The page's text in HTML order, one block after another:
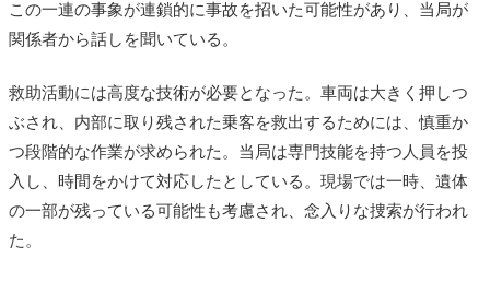
この一連の事象が連鎖的に事故を招いた可能性があり、当局が
関係者から話しを聞いている。
救助活動には高度な技術が必要となった。車両は大きく押しつ
ぶされ、内部に取り残された乗客を救出するためには、慎重か
つ段階的な作業が求められた。当局は専門技能を持つ人員を投
入し、時間をかけて対応したとしている。現場では一時、遺体
の一部が残っている可能性も考慮され、念入りな捜索が行われ
た。